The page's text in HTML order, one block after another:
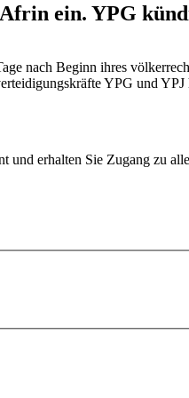
ein. YPG
nach Beginn ihres
YPG und
erhalten Sie Zugang zu